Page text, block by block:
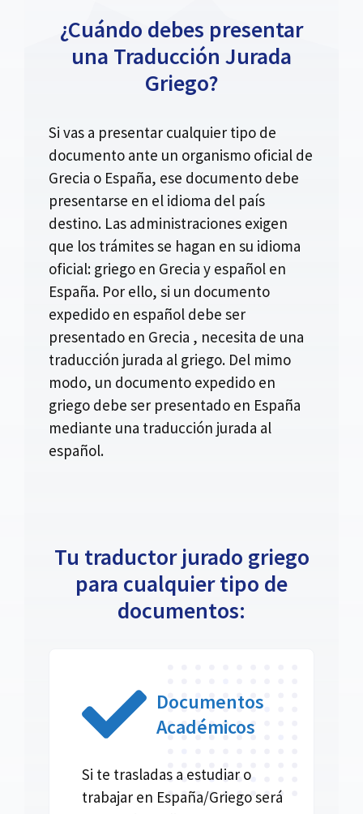
¿Cuándo debes presentar
una Traducción Jurada
Griego?
Si vas a presentar cualquier tipo de
documento ante un organismo oficial de
Grecia o España, ese documento debe
presentarse en el idioma del país
destino. Las administraciones exigen
que los trámites se hagan en su idioma
oficial: griego en Grecia y español en
España. Por ello, si un documento
expedido en español debe ser
presentado en Grecia , necesita de una
traducción jurada al griego. Del mimo
modo, un documento expedido en
griego debe ser presentado en España
mediante una traducción jurada al
español.
Tu traductor jurado griego
para cualquier tipo de
documentos:
Documentos
Académicos
Si te trasladas a estudiar o
trabajar en España/Griego será